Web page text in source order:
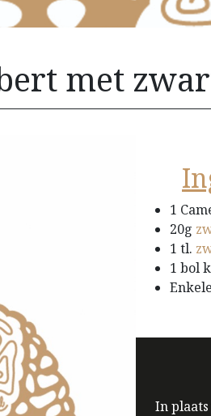
met
1
20g
1 tl.
1 bol
In